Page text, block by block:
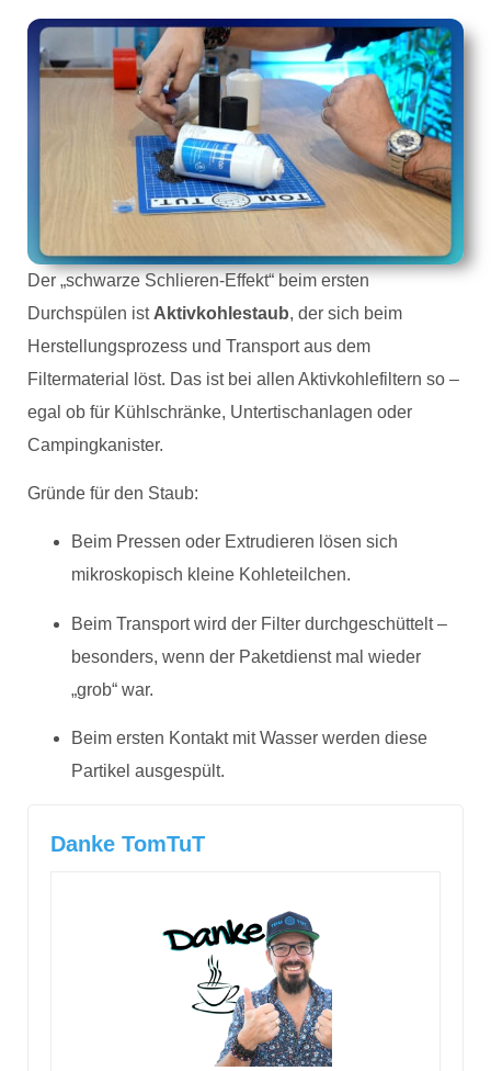
Der „schwarze Schlieren-Effekt“ beim ersten
Durchspülen ist Aktivkohlestaub, der sich beim
Herstellungsprozess und Transport aus dem
Filtermaterial löst. Das ist bei allen Aktivkohlefiltern so –
egal ob für Kühlschränke, Untertischanlagen oder
Campingkanister.
Gründe für den Staub:
Beim Pressen oder Extrudieren lösen sich
mikroskopisch kleine Kohleteilchen.
Beim Transport wird der Filter durchgeschüttelt –
besonders, wenn der Paketdienst mal wieder
„grob“ war.
Beim ersten Kontakt mit Wasser werden diese
Partikel ausgespült.
Danke TomTuT